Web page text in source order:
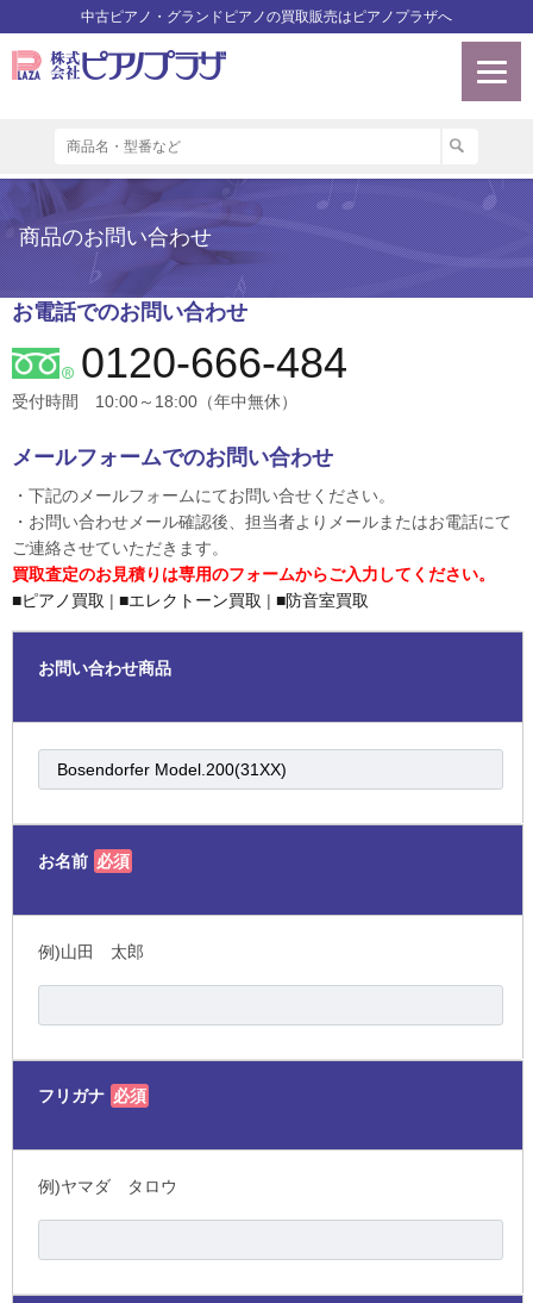
中古ピアノ・グランドピアノの買取販売はピアノプラザへ
商品のお問い合わせ
お電話でのお問い合わせ
0120-666-484
受付時間 10:00～18:00（年中無休）
メールフォームでのお問い合わせ
・下記のメールフォームにてお問い合せください。
・お問い合わせメール確認後、担当者よりメールまたはお電話にて
ご連絡させていただきます。
買取査定のお見積りは専用のフォームからご入力してください。
■ピアノ買取 | ■エレクトーン買取 | ■防音室買取
お問い合わせ商品
お名前 必須
例)山田 太郎
フリガナ 必須
例)ヤマダ タロウ